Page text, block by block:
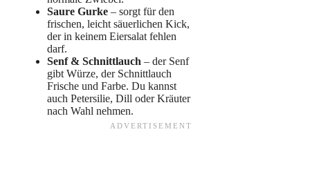
Saure Gurke – sorgt für den
frischen, leicht säuerlichen Kick,
der in keinem Eiersalat fehlen
darf.
Senf & Schnittlauch – der Senf
gibt Würze, der Schnittlauch
Frische und Farbe. Du kannst
auch Petersilie, Dill oder Kräuter
nach Wahl nehmen.